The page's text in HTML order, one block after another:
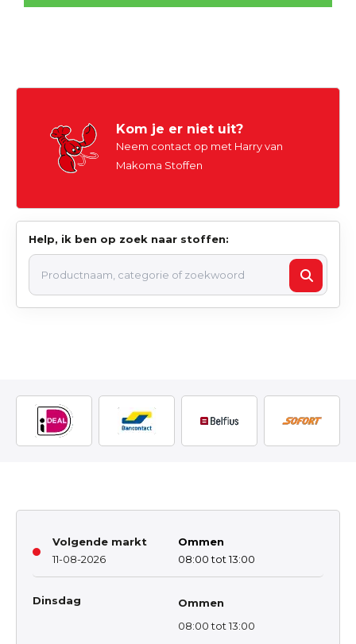
Kom je er niet uit?
Neem contact op met Harry van
Makoma Stoffen
Help, ik ben op zoek naar stoffen:
Volgende markt
11-08-2026
Ommen
08:00 tot 13:00
Dinsdag
Ommen
08:00 tot 13:00